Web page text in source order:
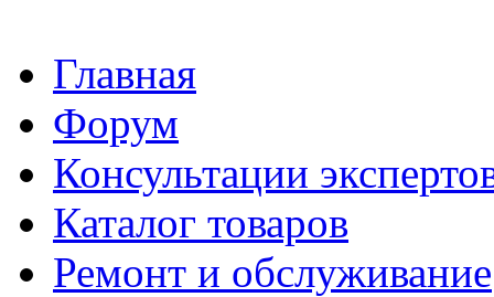
Главная
Форум
Консультации
Каталог товаров
Ремонт и обслуживание